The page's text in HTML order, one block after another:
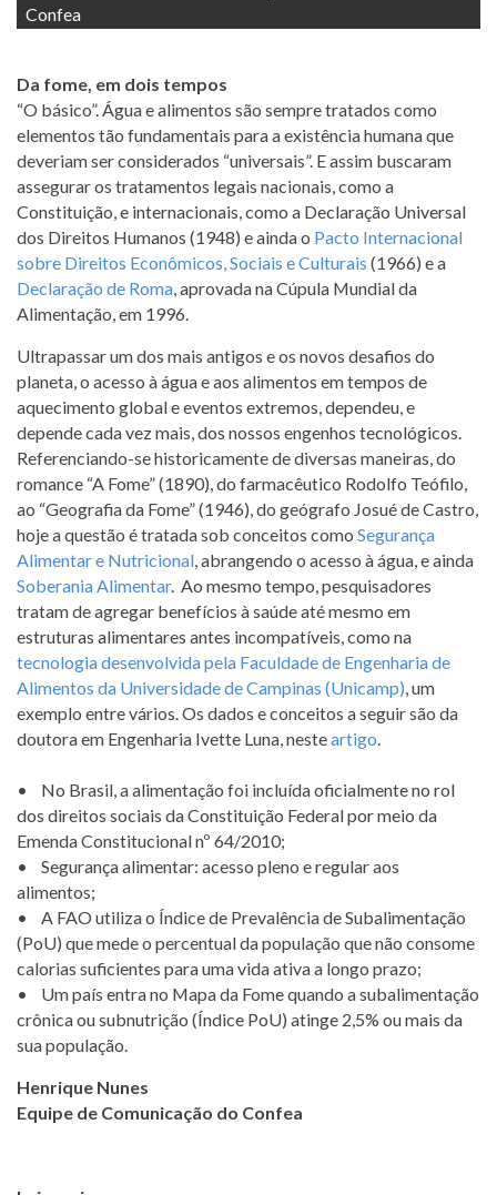
Confea
Da fome, em dois tempos
“O básico”. Água e alimentos são sempre tratados como
elementos tão fundamentais para a existência humana que
deveriam ser considerados “universais”. E assim buscaram
assegurar os tratamentos legais nacionais, como a
Constituição, e internacionais, como a Declaração Universal
dos Direitos Humanos (1948) e ainda o Pacto Internacional
sobre Direitos Econômicos, Sociais e Culturais (1966) e a
Declaração de Roma , aprovada na Cúpula Mundial da
Alimentação, em 1996.
Ultrapassar um dos mais antigos e os novos desafios do
planeta, o acesso à água e aos alimentos em tempos de
aquecimento global e eventos extremos, dependeu, e
depende cada vez mais, dos nossos engenhos tecnológicos.
Referenciando-se historicamente de diversas maneiras, do
romance “A Fome” (1890), do farmacêutico Rodolfo Teófilo,
ao “Geografia da Fome” (1946), do geógrafo Josué de Castro,
hoje a questão é tratada sob conceitos como Segurança
Alimentar e Nutricional , abrangendo o acesso à água, e ainda
Soberania Alimentar. Ao mesmo tempo, pesquisadores
tratam de agregar benefícios à saúde até mesmo em
estruturas alimentares antes incompatíveis, como na
tecnologia desenvolvida pela Faculdade de Engenharia de
Alimentos da Universidade de Campinas (Unicamp) , um
exemplo entre vários. Os dados e conceitos a seguir são da
doutora em Engenharia Ivette Luna, nesteartigo
• No Brasil, a alimentação foi incluída oficialmente no rol
dos direitos sociais da Constituição Federal por meio da
Emenda Constitucional nº 64/2010;
• Segurança alimentar: acesso pleno e regular aos
alimentos;
• A FAO utiliza o Índice de Prevalência de Subalimentação
(PoU) que mede o percentual da população que não consome
calorias suficientes para uma vida ativa a longo prazo;
• Um país entra no Mapa da Fome quando a subalimentação
crônica ou subnutrição (Índice PoU) atinge 2,5% ou mais da
sua população.
Henrique Nunes
Equipe de Comunicação do Confea